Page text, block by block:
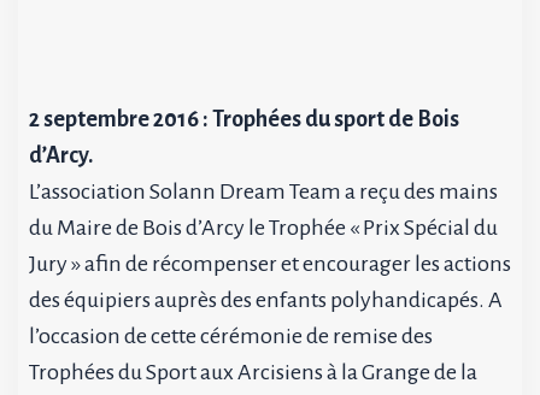
2 septembre 2016 : Trophées du sport de Bois
d’Arcy.
L’association Solann Dream Team a reçu des mains
du Maire de Bois d’Arcy le Trophée « Prix Spécial du
Jury » afin de récompenser et encourager les actions
des équipiers auprès des enfants polyhandicapés. A
l’occasion de cette cérémonie de remise des
Trophées du Sport aux Arcisiens à la Grange de la